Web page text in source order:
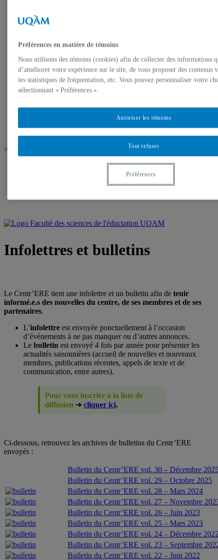
2012
Chaîne YouTube
Page Facebook
Vidéos et diaporamas
Infolettres et Bulletins
Contact
N
Infolettres et bulletins
Le Centr’ERE tient une infolettre et un bulletin afin de tenir
informé.e.s des nouvelles du centre, de ses membres et de ses
partenaires.
L’infolettre est envoyée ponctuellement à l’occasion
d’événements à ne pas manquer ou d’autres annonces.
Le bulletin est envoyé 4 fois par année pour présenter les
actualités saisonnières (accueil de nouvelles et nouveaux
membres, publications récentes, appels de texte et de
communication, entre autres).
Pour vous inscrire à la liste de
diffusion ➜ cliquer ici.
Ci-dessous, retrouvez les archives de bulletins du Centr’ERE
envoyés :
Bulletin du Centr’ERE vol. 30 – Décembre
Bulletin du Centr’ERE vol. 29 – Octobre 2025
Bulletin du Centr’ERE vol. 28 – Mars 2024
Bulletin du Centr’ERE vol. 27 – Novembre
Bulletin du Centr’ERE vol. 26 – Juin 2023
Bulletin du Centr’ERE vol. 25 – Mars 2023
Bulletin du Centr’ERE vol. 24 – Décembre
Bulletin du Centr’ERE vol. 23 – Septembre
Bulletin du Centr’ERE vol. 22 – Juin 2022
Préférences en matière de témoins
Nous utilisons des témoins (cookies) afin de collecter des informations
d’améliorer votre expérience sur le site, de vous proposer des contenus
les statistiques de fréquentation, etc. Vous pouvez personnaliser votre
sélectionnant « Préférences ».
Tout refuser
Autoriser les témoins
Préférences